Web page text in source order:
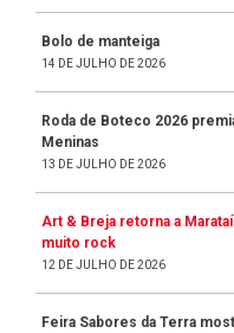
Bolo de manteiga
14 DE JULHO DE 2026
Roda de Boteco 2026
Meninas
13 DE JULHO DE 2026
Art & Breja retorna a
muito rock
12 DE JULHO DE 2026
Feira Sabores da Terra